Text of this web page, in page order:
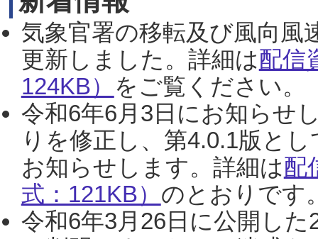
気象官署の移転及び風向風
更新しました。詳細は配信
124KB） をご覧ください。
令和6年6月3日にお知らせ
りを修正し、第4.0.1版と
お知らせします。詳細は配
式：121KB） のとおりです
令和6年3月26日に公開し